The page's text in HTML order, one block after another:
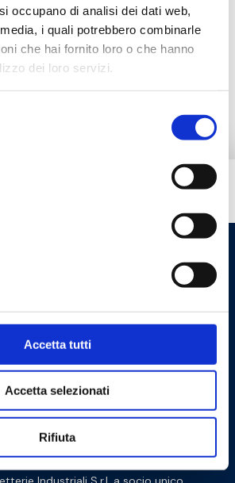
occupano di analisi dei dati web,
i quali potrebbero combinarle
che hai fornito loro o che hanno
dei loro servizi.
Accetta tutti
Accetta selezionati
Rifiuta
Policy Privacy Policy
Contattaci